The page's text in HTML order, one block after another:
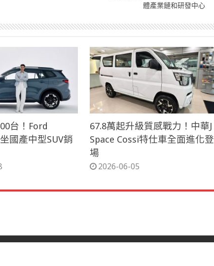
體產業鏈和研發中心
台！Ford
國產中型SUV銷
67.8萬起升級質感戰力！中華J
Space Cossi特仕車全面進化登
場
2026-06-05